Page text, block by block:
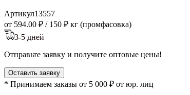
Артикул13557
от 594.00 ₽ / 150 ₽ кг (промфасовка)
3-5 дней
Отправьте заявку и получите оптовые цены!
Оставить заявку
* Принимаем заказы от 5 000 ₽ от юр. лиц